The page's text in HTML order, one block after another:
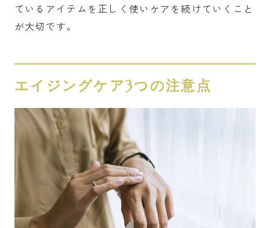
ているアイテムを正しく使いケアを続けていくこと
が大切です。
エイジングケア3つの注意点